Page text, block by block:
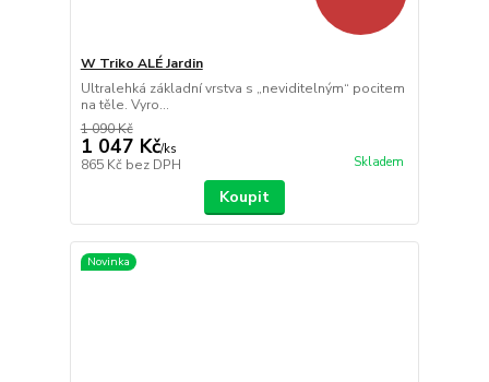
W Triko ALÉ Jardin
Ultralehká základní vrstva s „neviditelným“ pocitem
na těle. Vyro...
1 090 Kč
1 047 Kč/ks
865 Kč bez DPH Skladem
Koupit
Novinka